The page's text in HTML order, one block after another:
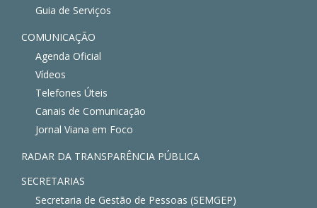
Guia de Serviços
COMUNICAÇÃO
Agenda Oficial
Vídeos
Telefones Úteis
Canais de Comunicação
Jornal Viana em Foco
RADAR DA TRANSPARÊNCIA PÚBLICA
SECRETARIAS
Secretaria de Gestão de Pessoas (SEMGEP)